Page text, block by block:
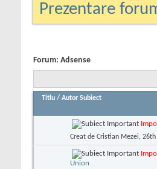
Prezentare
Forum: Adsense
Titlu / Autor Subiect
Creat de Cristian Mezei, 26th
Union